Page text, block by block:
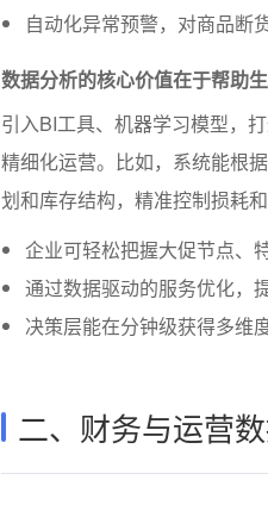
自动化异常预警，对商品断
数据分析的核心价值在于帮助
引入BI工具、机器学习模型，
精细化运营。比如，系统能根
划和库存结构，精准控制损耗和
企业可轻松把握大促节点、
通过数据驱动的服务优化，
决策层能在分钟级获得多维
二、财务与运营